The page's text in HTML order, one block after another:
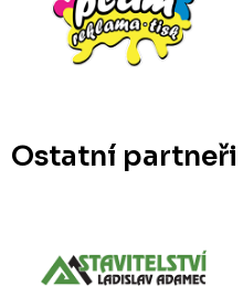
Ostatní partneři